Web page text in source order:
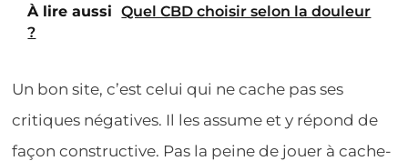
À lire aussi
Quel CBD choisir selon la douleur
?
Un bon site, c’est celui qui ne cache pas ses
critiques négatives. Il les assume et y répond de
façon constructive. Pas la peine de jouer à cache-